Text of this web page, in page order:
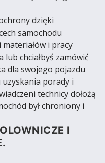
dzięki
samochodu
i pracy
lub chciałbyś zamówić
dla swojego pojazdu
porady i
technicy dołożą
był chroniony i
I